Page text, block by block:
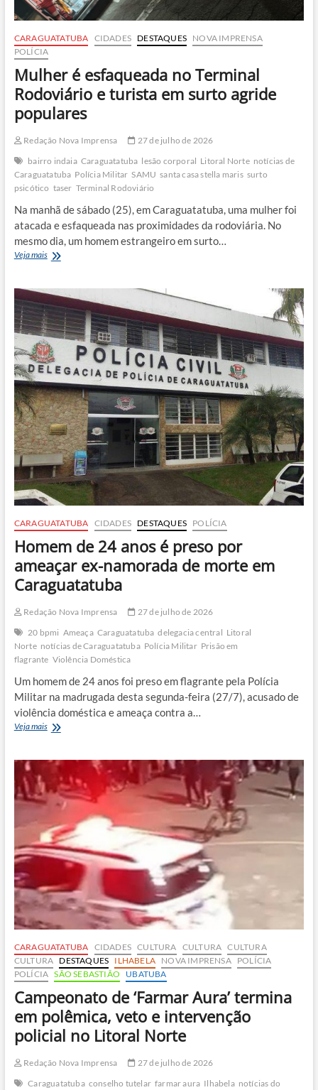
CARAGUATATUBA CIDADES DESTAQUES
NOVA IMPRENSA
POLÍCIA
Mulher é esfaqueada no Terminal
Rodoviário e turista em surto agride
populares
Redação Nova Imprensa
27 de julho de 2026
bairro indaia Caraguatatuba lesão corporal Litoral Norte notícias de
Caraguatatuba Polícia Militar SAMU santa casa stella maris surto
psicótico taser Terminal Rodoviário
Na manhã de sábado (25), em Caraguatatuba, uma mulher foi
atacada e esfaqueada nas proximidades da rodoviária. No
mesmo dia, um homem estrangeiro em surto…
Veja maisMulher
no
Terminal
Rodoviário
e
turista
em
surto
agride
populares
CARAGUATATUBA CIDADES DESTAQUES POLÍCIA
Homem de 24 anos é preso por
ameaçar ex-namorada de morte em
Caraguatatuba
Redação Nova Imprensa
27 de julho de 2026
20 bpmi Ameaça Caraguatatuba delegacia central Litoral
Norte notícias de Caraguatatuba Polícia Militar Prisão em
flagrante Violência Doméstica
Um homem de 24 anos foi preso em flagrante pela Polícia
Militar na madrugada desta segunda-feira (27/7), acusado de
violência doméstica e ameaça contra a…
Veja maisHomem
anos
preso
por
ex-
namorada
de
morte
Caraguatatuba
CARAGUATATUBA CIDADES CULTURA CULTURA CULTURA
CULTURA DESTAQUES ILHABELA NOVA IMPRENSA
POLÍCIA
POLÍCIA SÃO SEBASTIÃO UBATUBA
Campeonato de ‘Farmar Aura’ termina
em polêmica, veto e intervenção
policial no Litoral Norte
Redação Nova Imprensa
27 de julho de 2026
Caraguatatuba conselho tutelar farmar aura Ilhabela notícias do